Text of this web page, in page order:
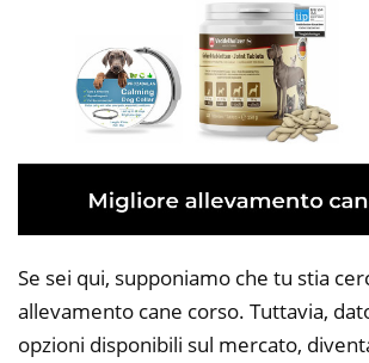
Se sei qui, supponiamo che tu stia
allevamento cane corso. Tuttavia,
opzioni disponibili sul mercato,